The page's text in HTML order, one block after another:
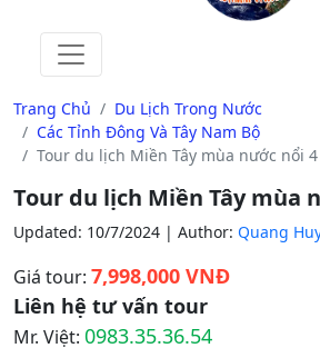
Trang Chủ
Du Lịch Trong Nước
Các Tỉnh Đông Và Tây Nam Bộ
Tour du lịch Miền Tây mùa nước nổi
Tour du lịch Miền Tây mùa
Updated: 10/7/2024 | Author: Quang
Giá tour: 7,998,000 VNĐ
Liên hệ tư vấn tour
Mr. Việt: 0983.35.36.54